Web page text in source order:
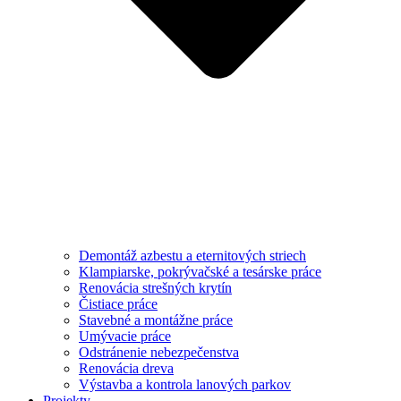
Demontáž azbestu a eternitových striech
Klampiarske, pokrývačské a tesárske práce
Renovácia strešných krytín
Čistiace práce
Stavebné a montážne práce
Umývacie práce
Odstránenie nebezpečenstva
Renovácia dreva
Výstavba a kontrola lanových parkov